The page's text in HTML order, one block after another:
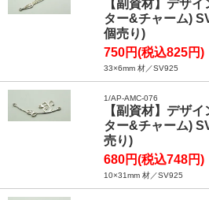
【副資材】デザ
ター&チャーム)
個売り)
750円(税込825円)
33×6mm 材／SV925
1/AP-AMC-076
【副資材】デザ
ター&チャーム)
売り)
680円(税込748円)
10×31mm 材／SV925